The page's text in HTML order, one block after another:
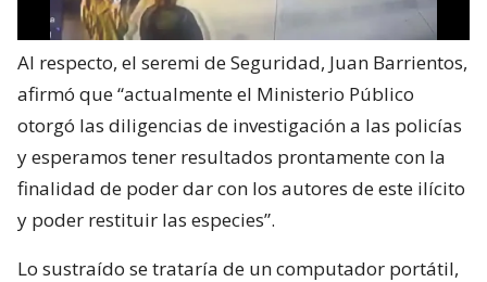
Al respecto, el seremi de Seguridad, Juan Barrientos,
afirmó que “actualmente el Ministerio Público
otorgó las diligencias de investigación a las policías
y esperamos tener resultados prontamente con la
finalidad de poder dar con los autores de este ilícito
y poder restituir las especies”.
Lo sustraído se trataría de un computador portátil,